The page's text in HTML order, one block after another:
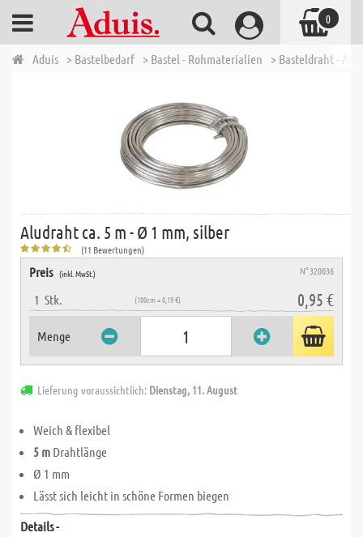
Aduis > Bastelbedarf > Bastel - Rohmaterialien > Basteldraht -
Aludraht ca. 5 m - Ø 1 mm, silber
(11 Bewertungen)
Preis (inkl. MwSt.) N° 320036
1 Stk. (100cm = 0,19 €) 0,95 €
Menge
Lieferung voraussichtlich: Dienstag, 11. August
Weich & flexibel
5 m Drahtlänge
Ø 1 mm
Lässt sich leicht in schöne Formen biegen
Details -
0